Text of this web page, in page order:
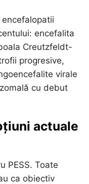
encefalita
Creutzfeldt-
progresive,
virale
cu debut
actuale
PESS. Toate
ca obiectiv